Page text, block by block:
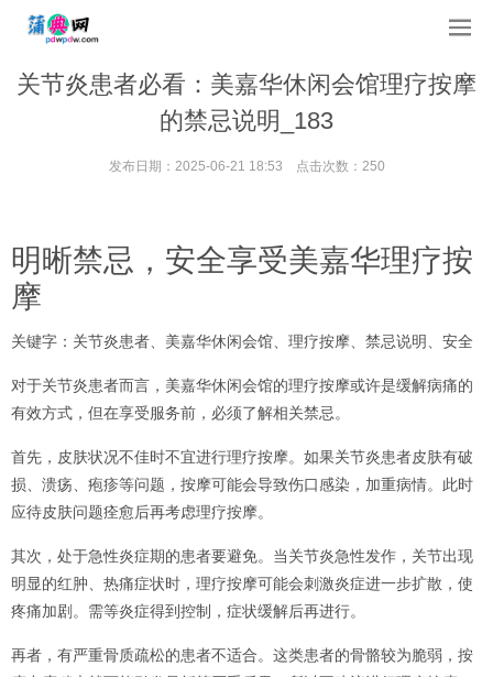
关节炎患者必看：美嘉华休闲会馆理疗按摩
的禁忌说明_183
发布日期：2025-06-21 18:53 点击次数：250
明晰禁忌，安全享受美嘉华理疗按
摩
关键字：关节炎患者、美嘉华休闲会馆、理疗按摩、禁忌说明、安全
对于关节炎患者而言，美嘉华休闲会馆的理疗按摩或许是缓解病痛的
有效方式，但在享受服务前，必须了解相关禁忌。
首先，皮肤状况不佳时不宜进行理疗按摩。如果关节炎患者皮肤有破
损、溃疡、疱疹等问题，按摩可能会导致伤口感染，加重病情。此时
应待皮肤问题痊愈后再考虑理疗按摩。
其次，处于急性炎症期的患者要避免。当关节炎急性发作，关节出现
明显的红肿、热痛症状时，理疗按摩可能会刺激炎症进一步扩散，使
疼痛加剧。需等炎症得到控制，症状缓解后再进行。
再者，有严重骨质疏松的患者不适合。这类患者的骨骼较为脆弱，按